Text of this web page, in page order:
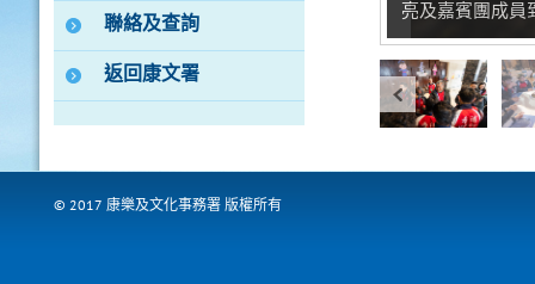
聯絡及查詢
返回康文署
亮及嘉賓團成員
© 2017 康樂及文化事務署 版權所有